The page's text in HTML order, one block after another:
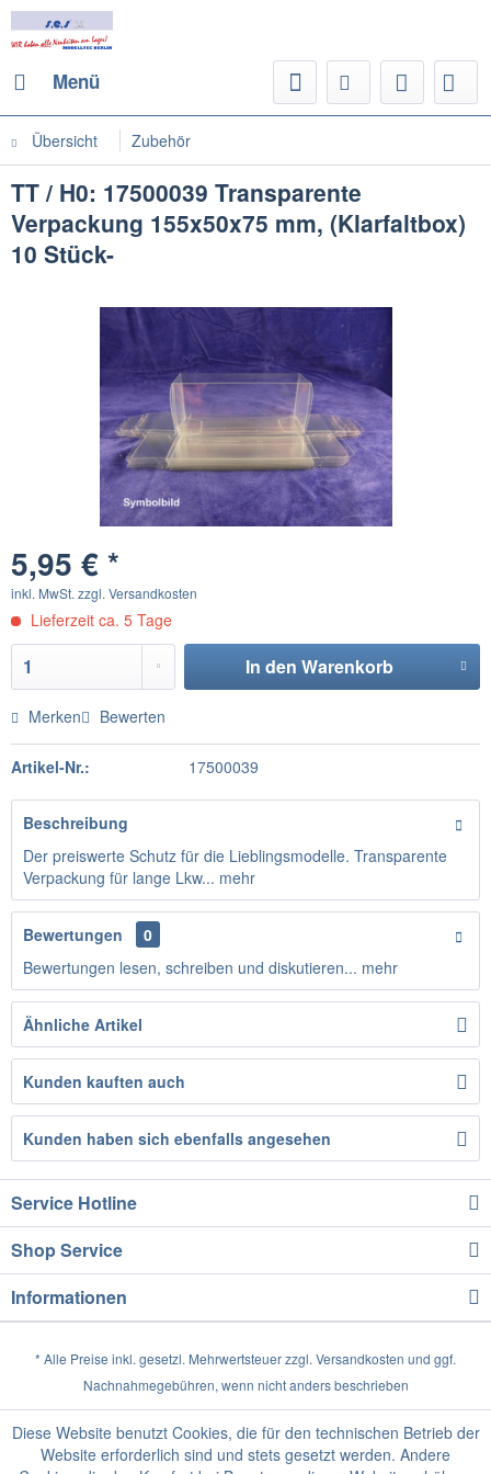
Menü
Übersicht Zubehör
TT / H0: 17500039 Transparente
Verpackung 155x50x75 mm, (Klarfaltbox)
10 Stück-
5,95 € *
inkl. MwSt. zzgl. Versandkosten
Lieferzeit ca. 5 Tage
In den Warenkorb
Merken Bewerten
Artikel-Nr.: 17500039
Beschreibung
Der preiswerte Schutz für die Lieblingsmodelle. Transparente
Verpackung für lange Lkw... mehr
Bewertungen
0
Bewertungen lesen, schreiben und diskutieren... mehr
Ähnliche Artikel
Kunden kauften auch
Kunden haben sich ebenfalls angesehen
Service Hotline
Shop Service
Informationen
* Alle Preise inkl. gesetzl. Mehrwertsteuer zzgl. Versandkosten und ggf.
Nachnahmegebühren, wenn nicht anders beschrieben
Diese Website benutzt Cookies, die für den technischen Betrieb der
Website erforderlich sind und stets gesetzt werden. Andere